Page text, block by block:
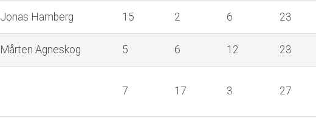
Jonas Hamberg 15 2 6 23
Mårten Agneskog 5 6 12 23
7 17 3 27